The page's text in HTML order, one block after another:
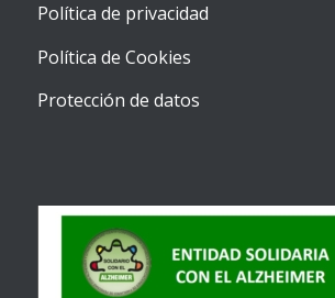
Política de privacidad
Política de Cookies
Protección de datos